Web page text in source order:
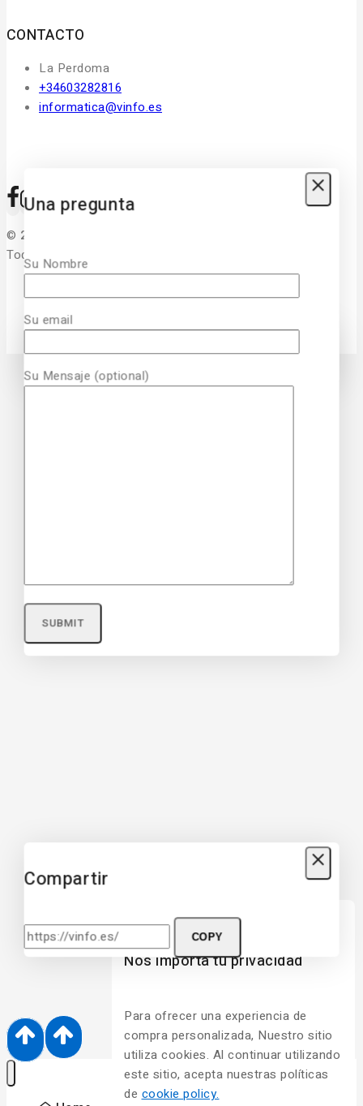
CONTACTO
La Perdoma
+34603282816
informatica@vinfo.es
© 2026
Todos Los derechos Reservados
Nos importa tu privacidad
Para ofrecer una experiencia de
compra personalizada, Nuestro sitio
utiliza cookies. Al continuar utilizando
este sitio, acepta nuestras políticas
de cookie policy.
Una pregunta
Su Nombre
Su email
Su Mensaje (optional)
Compartir
COPY